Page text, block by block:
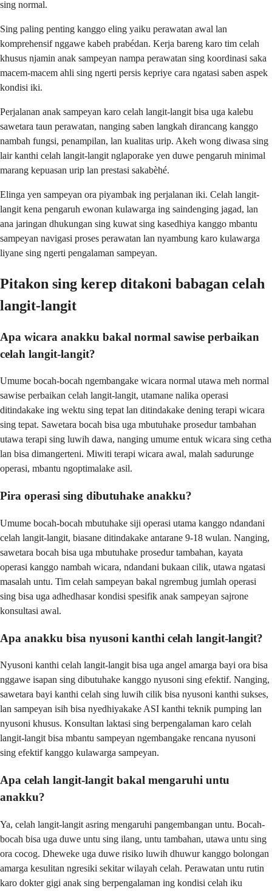
sing normal.
Sing paling penting kanggo eling yaiku perawatan awal lan
komprehensif nggawe kabeh prabédan. Kerja bareng karo tim celah
khusus njamin anak sampeyan nampa perawatan sing koordinasi saka
macem-macem ahli sing ngerti persis kepriye cara ngatasi saben aspek
kondisi iki.
Perjalanan anak sampeyan karo celah langit-langit bisa uga kalebu
sawetara taun perawatan, nanging saben langkah dirancang kanggo
nambah fungsi, penampilan, lan kualitas urip. Akeh wong diwasa sing
lair kanthi celah langit-langit nglaporake yen duwe pengaruh minimal
marang kepuasan urip lan prestasi sakabèhé.
Elinga yen sampeyan ora piyambak ing perjalanan iki. Celah langit-
langit kena pengaruh ewonan kulawarga ing saindenging jagad, lan
ana jaringan dhukungan sing kuwat sing kasedhiya kanggo mbantu
sampeyan navigasi proses perawatan lan nyambung karo kulawarga
liyane sing ngerti pengalaman sampeyan.
Pitakon sing kerep ditakoni babagan celah
langit-langit
Apa wicara anakku bakal normal sawise perbaikan
celah langit-langit?
Umume bocah-bocah ngembangake wicara normal utawa meh normal
sawise perbaikan celah langit-langit, utamane nalika operasi
ditindakake ing wektu sing tepat lan ditindakake dening terapi wicara
sing tepat. Sawetara bocah bisa uga mbutuhake prosedur tambahan
utawa terapi sing luwih dawa, nanging umume entuk wicara sing cetha
lan bisa dimangerteni. Miwiti terapi wicara awal, malah sadurunge
operasi, mbantu ngoptimalake asil.
Pira operasi sing dibutuhake anakku?
Umume bocah-bocah mbutuhake siji operasi utama kanggo ndandani
celah langit-langit, biasane ditindakake antarane 9-18 wulan. Nanging,
sawetara bocah bisa uga mbutuhake prosedur tambahan, kayata
operasi kanggo nambah wicara, ndandani bukaan cilik, utawa ngatasi
masalah untu. Tim celah sampeyan bakal ngrembug jumlah operasi
sing bisa uga adhedhasar kondisi spesifik anak sampeyan sajrone
konsultasi awal.
Apa anakku bisa nyusoni kanthi celah langit-langit?
Nyusoni kanthi celah langit-langit bisa uga angel amarga bayi ora bisa
nggawe isapan sing dibutuhake kanggo nyusoni sing efektif. Nanging,
sawetara bayi kanthi celah sing luwih cilik bisa nyusoni kanthi sukses,
lan sampeyan isih bisa nyedhiyakake ASI kanthi teknik pumping lan
nyusoni khusus. Konsultan laktasi sing berpengalaman karo celah
langit-langit bisa mbantu sampeyan ngembangake rencana nyusoni
sing efektif kanggo kulawarga sampeyan.
Apa celah langit-langit bakal mengaruhi untu
anakku?
Ya, celah langit-langit asring mengaruhi pangembangan untu. Bocah-
bocah bisa uga duwe untu sing ilang, untu tambahan, utawa untu sing
ora cocog. Dheweke uga duwe risiko luwih dhuwur kanggo bolongan
amarga kesulitan ngresiki sekitar wilayah celah. Perawatan untu rutin
karo dokter gigi anak sing berpengalaman ing kondisi celah iku